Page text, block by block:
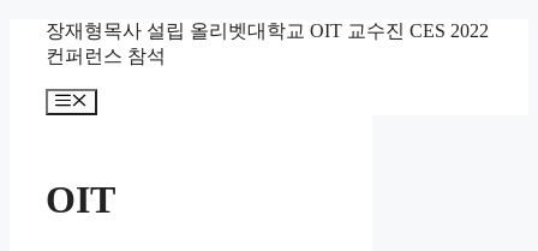
content
장재형목사 설립 올리벳대학교 OIT 교수진 CES 2022
컨퍼런스 참석
Menu
OIT